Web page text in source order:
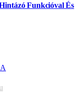
Funkcióval És